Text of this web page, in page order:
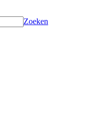
Zoeken